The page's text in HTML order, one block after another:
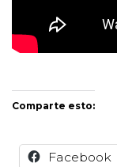
Comparte esto:
Facebook